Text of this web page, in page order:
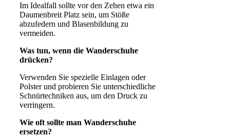
Im Idealfall sollte vor den Zehen etwa ein
Daumenbreit Platz sein, um Stöße
abzufedern und Blasenbildung zu
vermeiden.
Was tun, wenn die Wanderschuhe
drücken?
Verwenden Sie spezielle Einlagen oder
Polster und probieren Sie unterschiedliche
Schnürtechniken aus, um den Druck zu
verringern.
Wie oft sollte man Wanderschuhe
ersetzen?